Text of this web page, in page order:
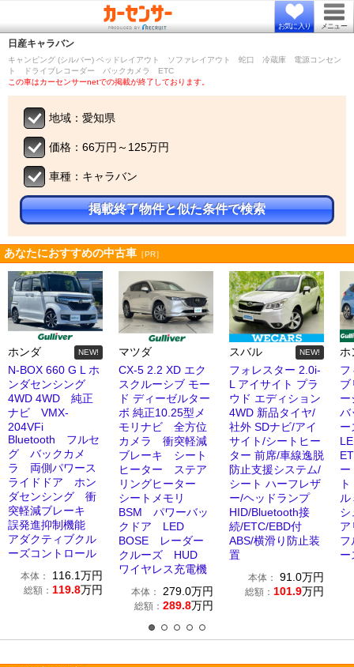
お気に入り メニュー
日産キャラバン
キャンピング (シルバー) ベッドレイアウト ソファレイアウト 蛇口 冷蔵庫 電源コンセン
ト ドライブレコーダー バックカメラ ETC
この車はカーセンサーnetでの掲載が終了しております。
地域：愛知県
価格：66万円～125万円
車種：キャラバン
掲載終了物件と似た条件で検索
あなたにおすすめの中古車 ［PR］
ホンダ NEW!
N-BOX 660 G L ホ
ンダセンシング
4WD 4WD 純正
ナビ VMX-
204VFi
Bluetooth フルセ
グ バックカメ
ラ 両側パワース
ライドドア ホン
ダセンシング 衝
突軽減ブレーキ
誤発進抑制機能
アダクティブクル
ーズコントロール
本体： 116.1万円
総額： 119.8万円
マツダ
CX-5 2.2 XD エク
スクルーシブ モー
ド ディーゼルター
ボ 純正10.25型メ
モリナビ 全方位
カメラ 衝突軽減
ブレーキ シート
ヒーター ステア
リングヒーター
シートメモリ
BSM パワーバッ
クドア LED
BOSE レーダー
クルーズ HUD
ワイヤレス充電機
本体： 279.0万円
総額： 289.8万円
スバル NEW!
フォレスター 2.0i-
L アイサイト プラ
ウド エディション
4WD 新品タイヤ/
社外 SDナビ/アイ
サイト/シートヒー
ター 前席/車線逸脱
防止支援システム/
シート ハーフレザ
ー/ヘッドランプ
HID/Bluetooth接
続/ETC/EBD付
ABS/横滑り防止装
置
本体： 91.0万円
総額： 101.9万円
ホ
フ
ブ
ー
バ
ー
ー
シ
ア
ー